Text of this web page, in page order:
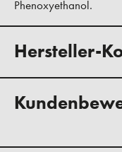
Phenoxyethanol.
Hersteller-